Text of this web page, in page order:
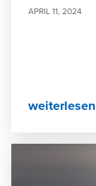
APRIL 11, 2024
weiterlesen